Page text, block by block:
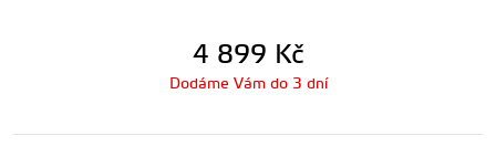
4 899 Kč
Dodáme Vám do 3 dní